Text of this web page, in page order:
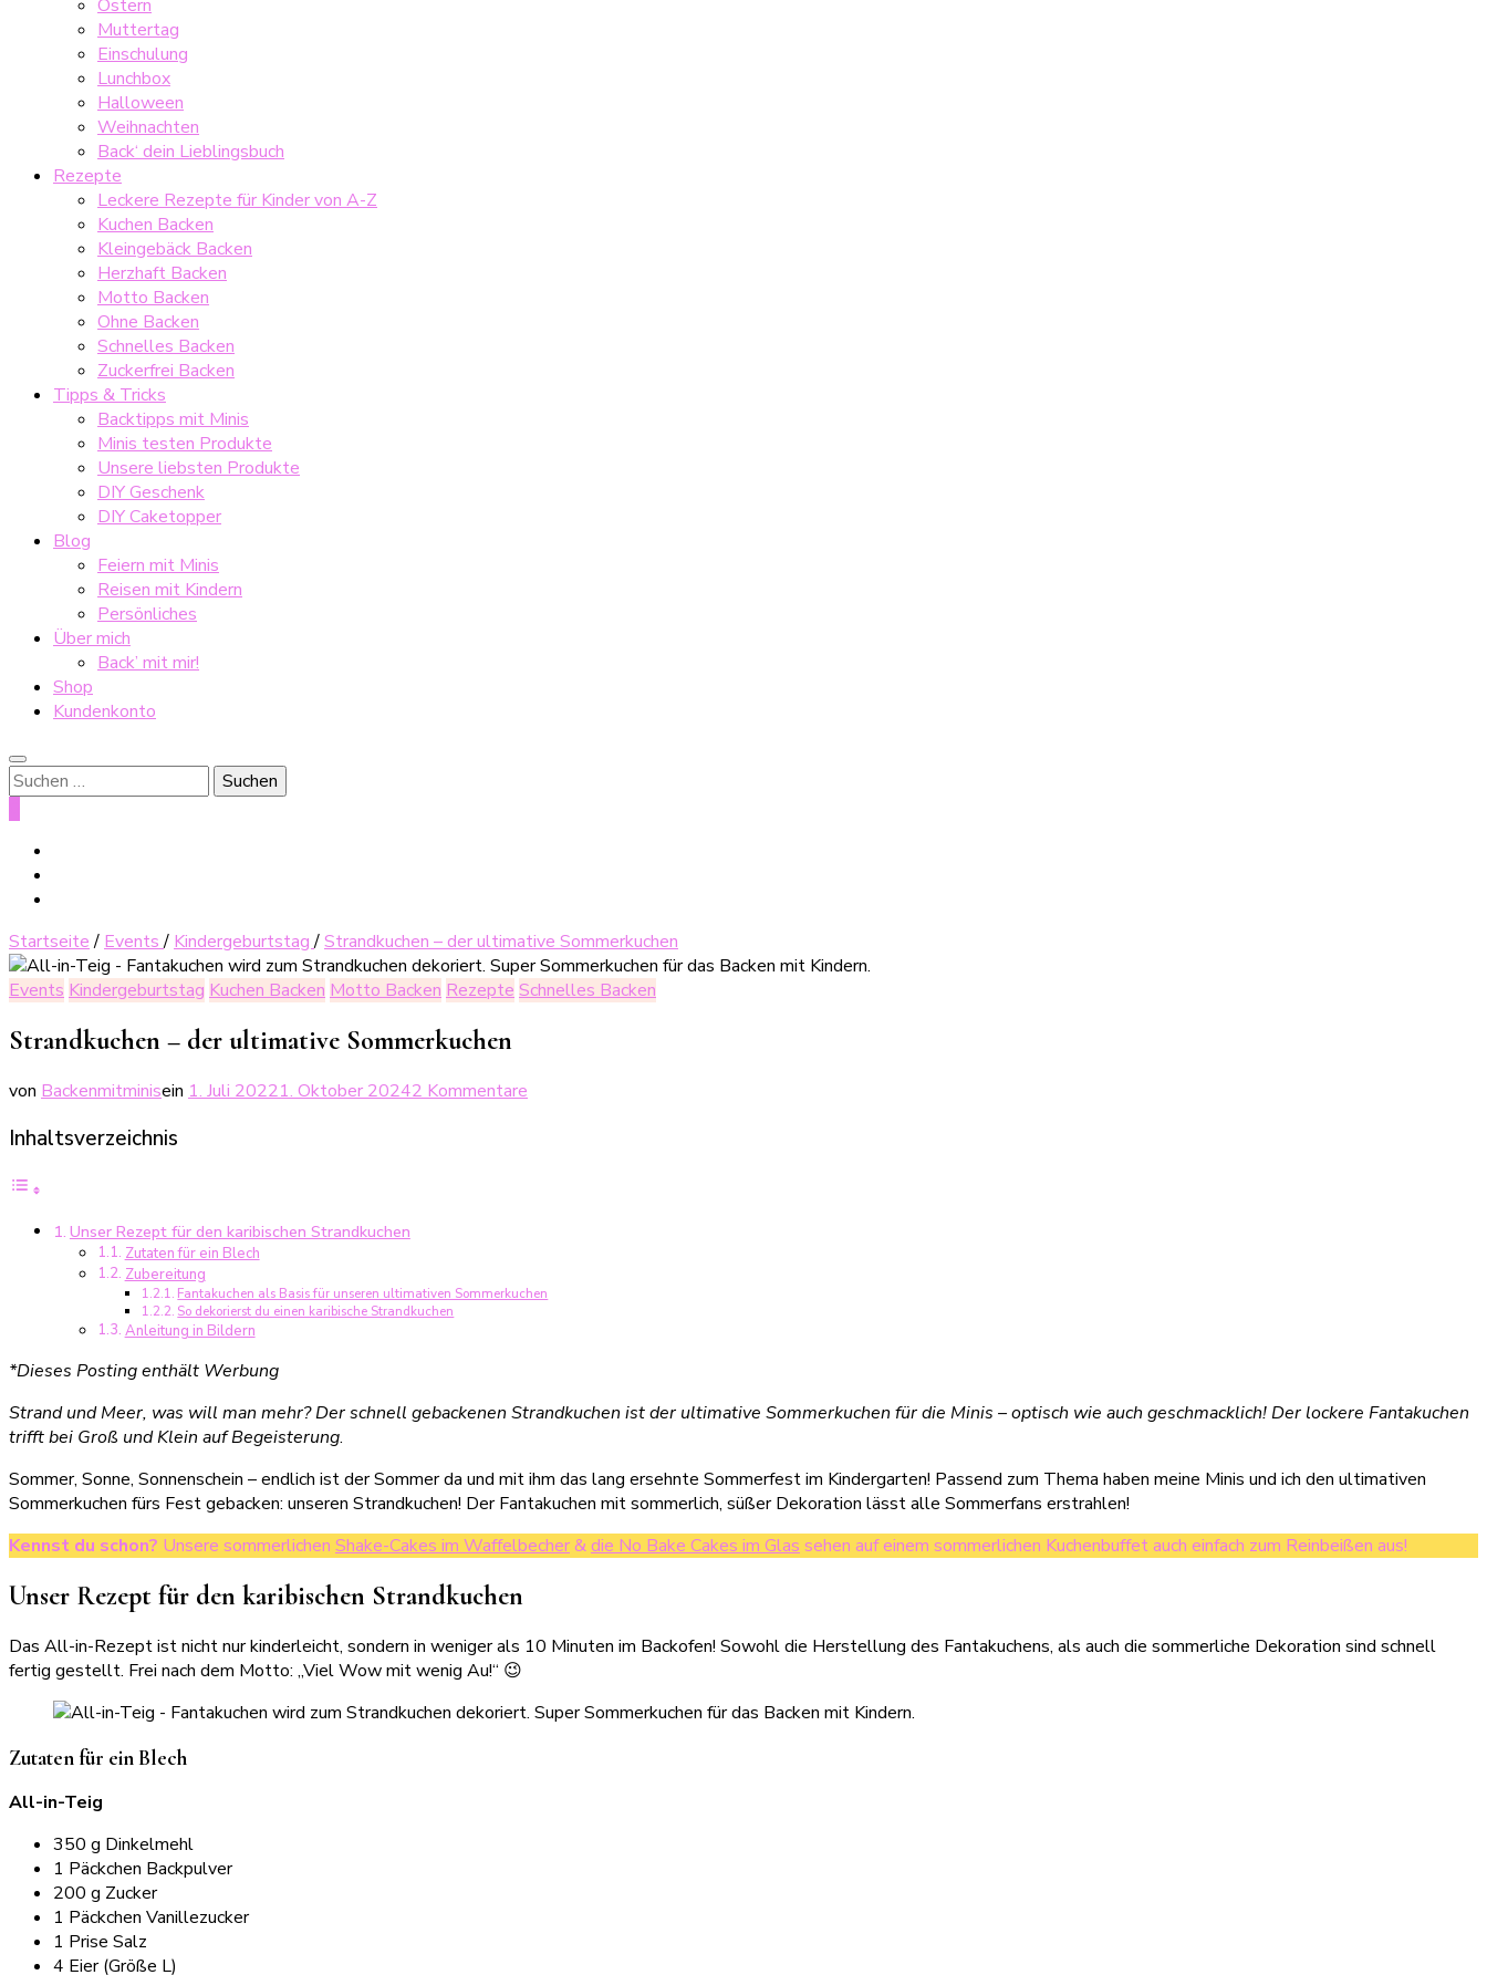
Ostern
Muttertag
Einschulung
Lunchbox
Halloween
Weihnachten
Back‘ dein Lieblingsbuch
Rezepte
Leckere Rezepte für Kinder von A-Z
Kuchen Backen
Kleingebäck Backen
Herzhaft Backen
Motto Backen
Ohne Backen
Schnelles Backen
Zuckerfrei Backen
Tipps & Tricks
Backtipps mit Minis
Minis testen Produkte
Unsere liebsten Produkte
DIY Geschenk
DIY Caketopper
Blog
Feiern mit Minis
Reisen mit Kindern
Persönliches
Über mich
Back’ mit mir!
Shop
Kundenkonto
Suche
nach:
Startseite / Events/ Kindergeburtstag/Strandkuchen – der ultimative Sommerkuchen
Events Kindergeburtstag Kuchen Backen Motto Backen Rezepte Schnelles Backen
Strandkuchen – der ultimative Sommerkuchen
von Backenmitminisein 1. Juli 20221. Oktober 20242 Kommentare
Inhaltsverzeichnis
Unser Rezept für den karibischen Strandkuchen
Zutaten für ein Blech
Zubereitung
Fantakuchen als Basis für unseren ultimativen Sommerkuchen
So dekorierst du einen karibische Strandkuchen
Anleitung in Bildern
*Dieses Posting enthält Werbung
Strand und Meer, was will man mehr? Der schnell gebackenen Strandkuchen ist der ultimative Sommerkuchen für die Minis – optisch wie auch geschmacklich! Der lockere Fantakuchen
trifft bei Groß und Klein auf Begeisterung.
Sommer, Sonne, Sonnenschein – endlich ist der Sommer da und mit ihm das lang ersehnte Sommerfest im Kindergarten! Passend zum Thema haben meine Minis und ich den ultimativen
Sommerkuchen fürs Fest gebacken: unseren Strandkuchen! Der Fantakuchen mit sommerlich, süßer Dekoration lässt alle Sommerfans erstrahlen!
Kennst du schon? Unsere sommerlichen Shake-Cakes im Waffelbecher&die No Bake Cakes im Glas sehen auf einem sommerlichen Kuchenbuffet auch einfach zum Reinbeißen aus!
Unser Rezept für den karibischen Strandkuchen
Das All-in-Rezept ist nicht nur kinderleicht, sondern in weniger als 10 Minuten im Backofen! Sowohl die Herstellung des Fantakuchens, als auch die sommerliche Dekoration sind schnell
fertig gestellt. Frei nach dem Motto: „Viel Wow mit wenig Au!“ 😉
Zutaten für ein Blech
All-in-Teig
350 g Dinkelmehl
1 Päckchen Backpulver
200 g Zucker
1 Päckchen Vanillezucker
1 Prise Salz
4 Eier (Größe L)